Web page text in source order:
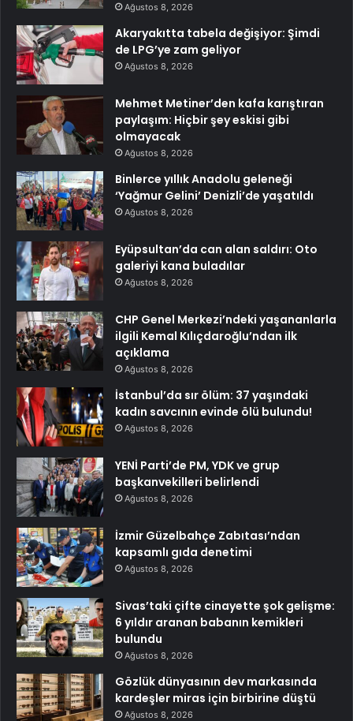
Ağustos 8, 2026
Akaryakıtta tabela değişiyor: Şimdi
de LPG’ye zam geliyor
Ağustos 8, 2026
Mehmet Metiner’den kafa karıştıran
paylaşım: Hiçbir şey eskisi gibi
olmayacak
Ağustos 8, 2026
Binlerce yıllık Anadolu geleneği
‘Yağmur Gelini’ Denizli’de yaşatıldı
Ağustos 8, 2026
Eyüpsultan’da can alan saldırı: Oto
galeriyi kana buladılar
Ağustos 8, 2026
CHP Genel Merkezi’ndeki yaşananlarla
ilgili Kemal Kılıçdaroğlu’ndan ilk
açıklama
Ağustos 8, 2026
İstanbul’da sır ölüm: 37 yaşındaki
kadın savcının evinde ölü bulundu!
Ağustos 8, 2026
YENİ Parti’de PM, YDK ve grup
başkanvekilleri belirlendi
Ağustos 8, 2026
İzmir Güzelbahçe Zabıtası’ndan
kapsamlı gıda denetimi
Ağustos 8, 2026
Sivas’taki çifte cinayette şok gelişme:
6 yıldır aranan babanın kemikleri
bulundu
Ağustos 8, 2026
Gözlük dünyasının dev markasında
kardeşler miras için birbirine düştü
Ağustos 8, 2026